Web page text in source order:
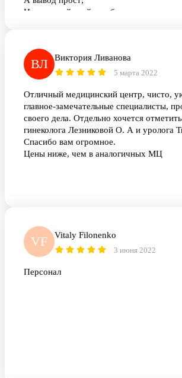
Не запускай, мой руг, болезнь
ВЛ Виктория Ливанова
5 марта 2022
Отличный медицинский центр, чисто,
главное-замечательные специалисты,
своего дела. Отдельно хочется
гинеколога Лезниковой О. А и уролога
Спасибо вам огромное.
Цены ниже, чем в аналогичных МЦ
VF Vitaly Filonenko
3 июня 2022
Персонал